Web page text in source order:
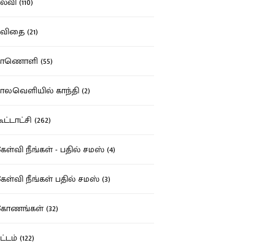
(21)
(55)
காந்தி (2)
(262)
நீங்கள் - பதில் சமஸ் (4)
நீங்கள் பதில் சமஸ் (3)
(32)
(122)